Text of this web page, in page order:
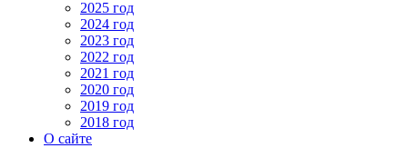
2025 год
2024 год
2023 год
2022 год
2021 год
2020 год
2019 год
2018 год
О сайте